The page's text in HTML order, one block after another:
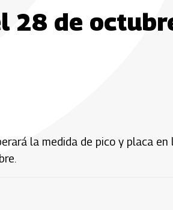
28 de
la medida de pico y placa en